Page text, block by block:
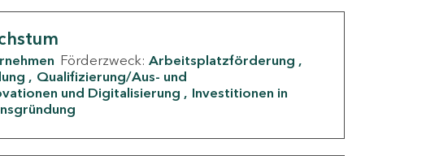
Förderzweck: Arbeitsplatzförderung
Qualifizierung/Aus- und
und Digitalisierung
Investitionen in